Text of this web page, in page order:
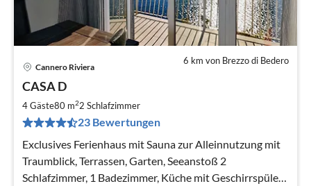
6 km von Brezzo di Bedero
Cannero Riviera
CASA D
4 Gäste80 m22 Schlafzimmer
23 Bewertungen
Exclusives Ferienhaus mit Sauna zur Alleinnutzung mit
Traumblick, Terrassen, Garten, Seeanstoß 2
Schlafzimmer, 1 Badezimmer, Küche mit Geschirrspüler